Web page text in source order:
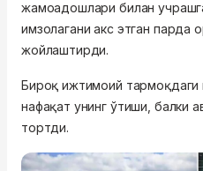
жамоадошлари билан
имзолагани акс этган парда
жойлаштирди.
Бироқ ижтимоий тармоқдаги
нафақат унинг ўтиши, балки
тортди.